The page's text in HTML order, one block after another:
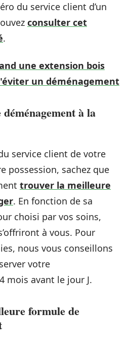
du service client d’un
consulter cet
.
une extension bois
un déménagement
à la
service client de votre
possession, sachez que
trouver la meilleure
. En fonction de sa
choisi par vos soins,
à vous. Pour
nous vous conseillons
votre
mois avant le jour J.
formule de